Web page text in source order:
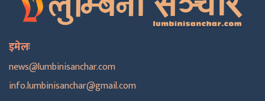
इमेलः
news@lumbinisanchar.com
info.lumbinisanchar@gmail.com